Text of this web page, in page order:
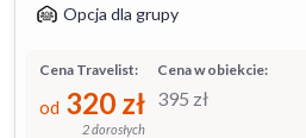
Opcja dla grupy
Cena w obiekcie:
395 zł
Cena Travelist:
od 320 zł
2 dorosłych